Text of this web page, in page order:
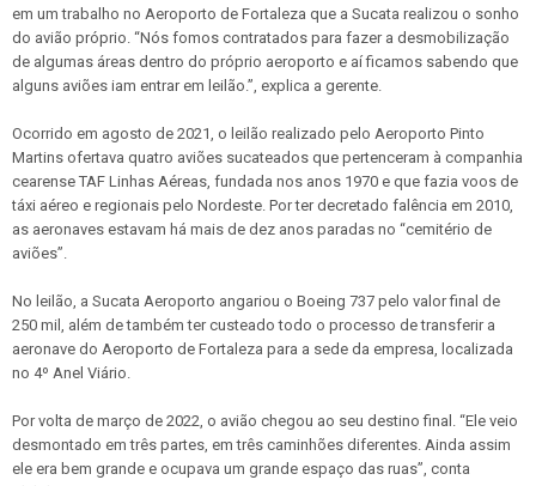
em um trabalho no Aeroporto de Fortaleza que a Sucata realizou o sonho
do avião próprio. “Nós fomos contratados para fazer a desmobilização
de algumas áreas dentro do próprio aeroporto e aí ficamos sabendo que
alguns aviões iam entrar em leilão.”, explica a gerente.
Ocorrido em agosto de 2021, o leilão realizado pelo Aeroporto Pinto
Martins ofertava quatro aviões sucateados que pertenceram à companhia
cearense TAF Linhas Aéreas, fundada nos anos 1970 e que fazia voos de
táxi aéreo e regionais pelo Nordeste. Por ter decretado falência em 2010,
as aeronaves estavam há mais de dez anos paradas no “cemitério de
aviões”.
No leilão, a Sucata Aeroporto angariou o Boeing 737 pelo valor final de
250 mil, além de também ter custeado todo o processo de transferir a
aeronave do Aeroporto de Fortaleza para a sede da empresa, localizada
no 4º Anel Viário.
Por volta de março de 2022, o avião chegou ao seu destino final. “Ele veio
desmontado em três partes, em três caminhões diferentes. Ainda assim
ele era bem grande e ocupava um grande espaço das ruas”, conta